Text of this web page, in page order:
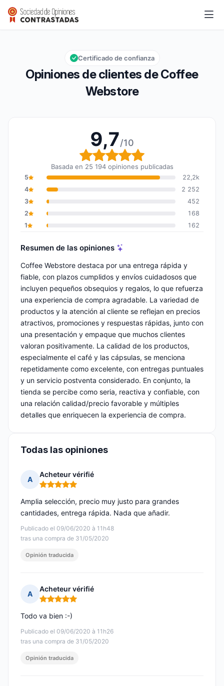
Coffee Webstore
Calificación global: 9,7 de 10
9,7/10
Opiniones de clientes de Coffee
Webstore
Certificado de confianza
9,7/10
Calificación global: 9,7
Basada en 25 194 opiniones publicadas
5
22,2k
4
2 252
3
452
2
168
1
162
Resumen de las opiniones
Coffee Webstore destaca por una entrega rápida y
fiable, con plazos cumplidos y envíos cuidadosos que
incluyen pequeños obsequios y regalos, lo que refuerza
una experiencia de compra agradable. La variedad de
productos y la atención al cliente se reflejan en precios
atractivos, promociones y respuestas rápidas, junto con
una presentación y empaque que muchos clientes
valoran positivamente. La calidad de los productos,
especialmente el café y las cápsulas, se menciona
repetidamente como excelente, con entregas puntuales
y un servicio postventa considerado. En conjunto, la
tienda se percibe como seria, reactiva y confiable, con
una relación calidad/precio favorable y múltiples
detalles que enriquecen la experiencia de compra.
Todas las opiniones
A
Acheteur vérifié
Nota: 5 de 5
Publicado el 09/06/2020 à 11h48
tras una compra de 31/05/2020
Amplia selección, precio muy justo para grandes
cantidades, entrega rápida. Nada que añadir.
Opinión traducida
A
Acheteur vérifié
Nota: 5 de 5
Publicado el 09/06/2020 à 11h26
tras una compra de 31/05/2020
Todo va bien :-)
Opinión traducida